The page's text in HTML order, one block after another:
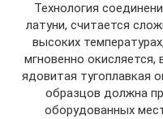
Технология
латуни, считается
высоких
мгновенно окисляется,
ядовитая тугоплавкая
образцов должна
оборудованных